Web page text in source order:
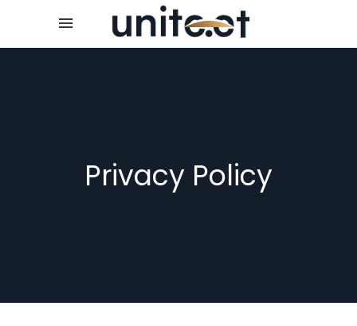
Privacy Policy